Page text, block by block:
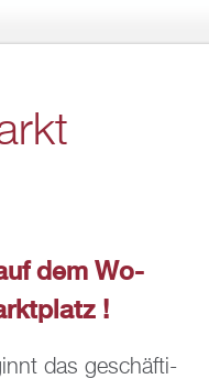
dem Wo­
!
das ge­schäf­ti­